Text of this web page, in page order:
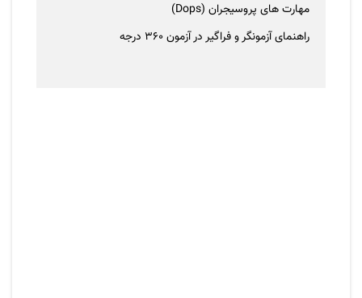
مهارت های پروسیجران (Dops)
راهنمای آزمونگر و فراگیر در آزمون 360 درجه